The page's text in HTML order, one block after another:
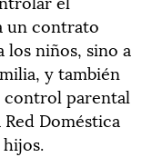
un contrato
los niños, sino a
y también
control parental
Doméstica